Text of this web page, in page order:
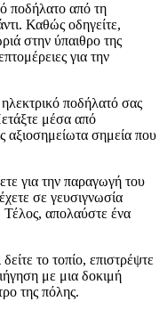
ποδήλατο από τη
Καθώς οδηγείτε,
στην ύπαιθρο της
για την
ποδήλατό σας
μέσα από
αξιοσημείωτα σημεία που
για την παραγωγή του
σε γευσιγνωσία
Τέλος, απολαύστε ένα
το τοπίο, επιστρέψτε
με μια δοκιμή
της πόλης.